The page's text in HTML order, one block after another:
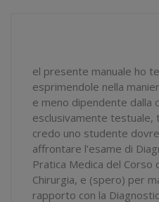
el presente manuale ho
esprimendole nella
e meno dipendente dalla
esclusivamente testuale,
credo uno studente
affrontare l’esame di
Pratica Medica del Corso
Chirurgia, e (spero) per
rapporto con la